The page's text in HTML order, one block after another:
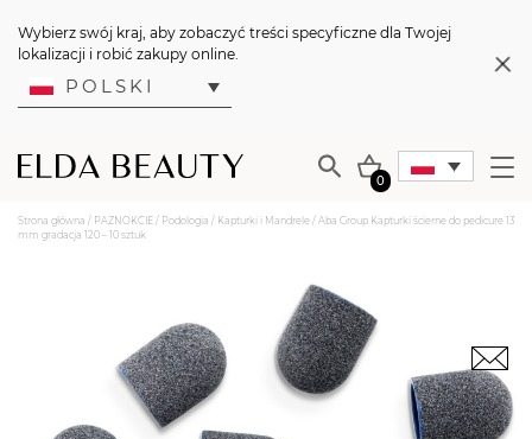
Wybierz swój kraj, aby zobaczyć treści specyficzne dla Twojej
lokalizacji i robić zakupy online.
POLSKI
0
Strona główna / PAZNOKCIE / Podologia / Kapturki i Mandrele / Aba Group Kapturki ścierne do pedicure 13
mm gradacja 120 – 10 sztuk